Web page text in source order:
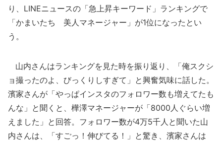
り、LINEニュースの「急上昇キーワード」ランキングで
「かまいたち 美人マネージャー」が1位になったとい
う。
山内さんはランキングを見た時を振り返り、「俺スクシ
ョ撮ったのよ、びっくりしすぎて」と興奮気味に話した。
濱家さんが「やっぱインスタのフォロワー数も増えてたも
んな」と聞くと、樺澤マネージャーが「8000人ぐらい増
えました」と回答。フォロワー数が4万5千人と聞いた山
内さんは、「すごっ！伸びてる！」と驚き、濱家さんは